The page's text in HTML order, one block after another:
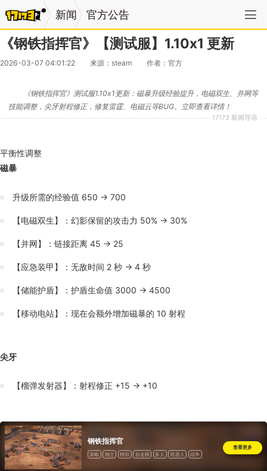
新闻 官方公告
《钢铁指挥官》【测试服】1.10x1 更新
2026-03-07 04:01:22 来源：steam 作者：官方
17173 新闻导语
《钢铁指挥官》测试服1.10x1更新：磁暴升级经验提升，电磁双生、并网等
技能调整，尖牙射程修正，修复雷霆、电磁云等BUG。立即查看详情！
平衡性调整
磁暴
升级所需的经验值 650 → 700
【电磁双生】：幻影保留的攻击力 50% → 30%
【并网】：链接距离 45 → 25
【应急装甲】：无敌时间 2 秒 → 4 秒
【储能护盾】：护盾生命值 3000 → 4500
【移动电站】：现在会额外增加磁暴的 10 射程
尖牙
【榴弹发射器】：射程修正 +15 → +10
钢铁指挥官
策略 独立 模拟 自走棋 多人 机器人 战争
查看更多